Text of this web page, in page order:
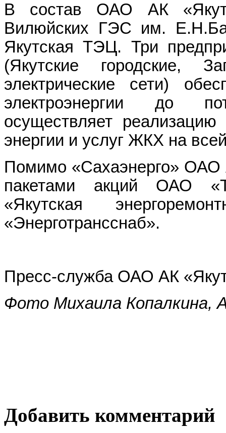
В состав ОАО АК
Вилюйских ГЭС им.
Якутская ТЭЦ. Три
(Якутские городские,
электрические сети)
электроэнергии до
осуществляет реализацию
энергии и услуг ЖКХ на
Помимо «Сахаэнерго» ОАО
пакетами акций ОАО
«Якутская
«Энерготрансснаб».
Пресс-служба ОАО АК
Фото Михаила Копалкина,
Добавить комментарий